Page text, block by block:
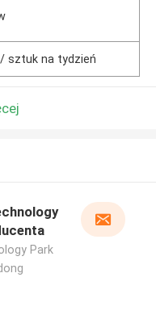
sztuk na tydzień
Park